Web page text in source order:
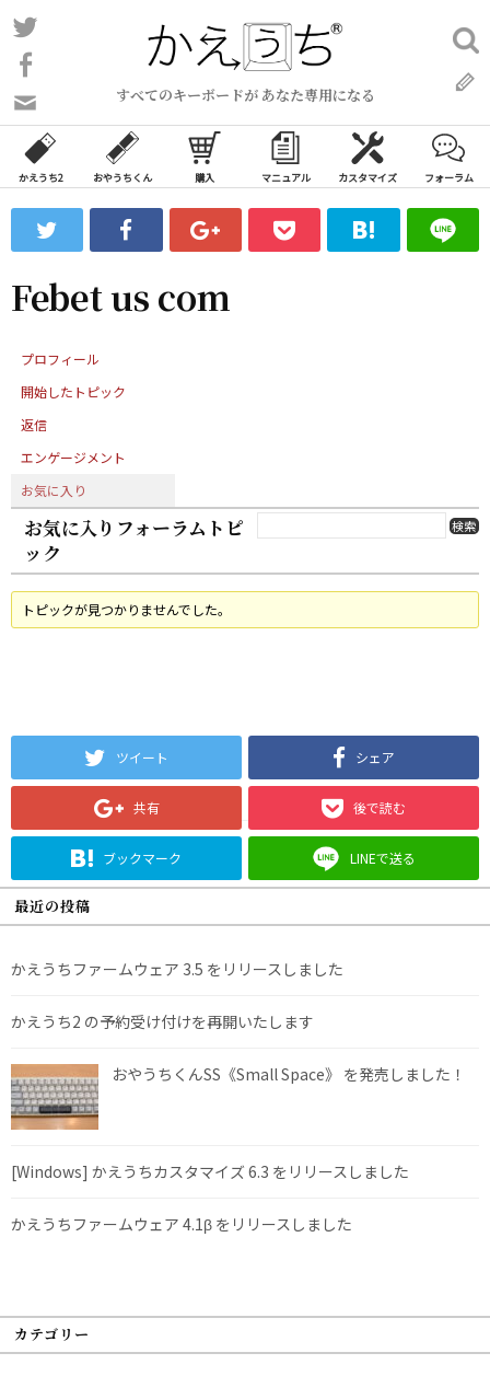
コ
ン
ン
ツ
ス
ッ
プ
すべてのキーボードが あなた専用になる
い
合
わ
フ
ォ
ム
検
索:
かえうち2 おやうちくん 購入 マニュアル カスタマイズ フォーラム
Febet us com
プロフィール
開始したトピック
返信
エンゲージメント
お気に入り
お気に入りフォーラムトピ
ック
トピックが見つかりませんでした。
ツイート シェア
共有 後で読む
ブックマーク LINEで送る
最近の投稿
かえうちファームウェア 3.5 をリリースしました
かえうち2 の予約受け付けを再開いたします
おやうちくんSS《Small Space》 を発売しました！
[Windows] かえうちカスタマイズ 6.3 をリリースしました
かえうちファームウェア 4.1β をリリースしました
カテゴリー